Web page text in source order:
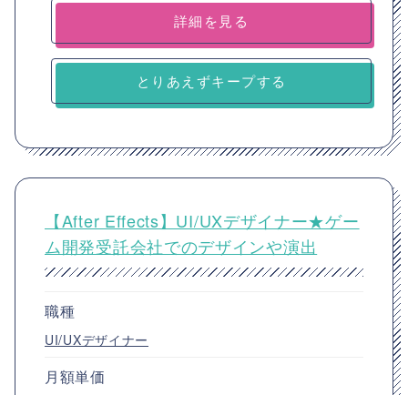
詳細を見る
とりあえずキープする
【After Effects】UI/UXデザイナー★ゲー
ム開発受託会社でのデザインや演出
職種
UI/UXデザイナー
月額単価